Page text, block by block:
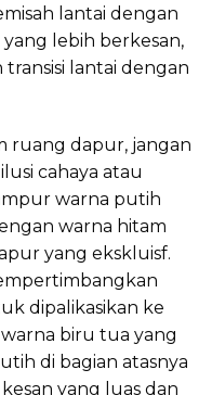
lantai dengan
lebih berkesan,
lantai dengan
ruang dapur, jangan
cahaya atau
warna putih
warna hitam
yang ekskluisf.
dipalikasikan ke
biru tua yang
di bagian atasnya
yang luas dan